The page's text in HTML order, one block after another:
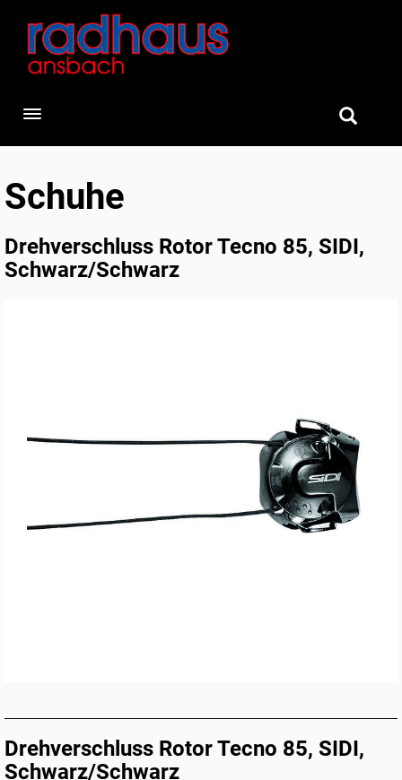
Toggle navigation
Schuhe
Drehverschluss Rotor Tecno 85, SIDI,
Schwarz/Schwarz
Drehverschluss Rotor Tecno 85, SIDI,
Schwarz/Schwarz